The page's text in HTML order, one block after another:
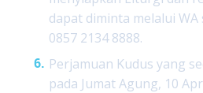
dapat diminta melalui
0857 2134 8888.
Perjamuan Kudus yang
pada Jumat Agung, 10